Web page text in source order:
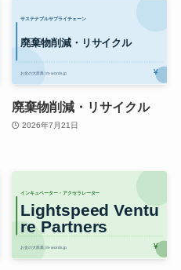
廃棄物削減・リサイクル
2026年7月21日